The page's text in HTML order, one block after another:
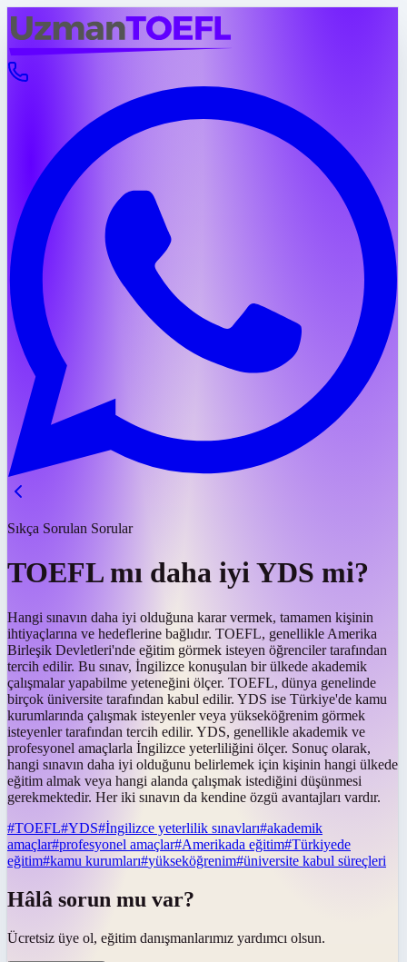
Sıkça Sorulan Sorular
TOEFL mı daha iyi YDS mi?
Hangi sınavın daha iyi olduğuna karar vermek, tamamen kişinin
ihtiyaçlarına ve hedeflerine bağlıdır. TOEFL, genellikle Amerika
Birleşik Devletleri'nde eğitim görmek isteyen öğrenciler tarafından
tercih edilir. Bu sınav, İngilizce konuşulan bir ülkede akademik
çalışmalar yapabilme yeteneğini ölçer. TOEFL, dünya genelinde
birçok üniversite tarafından kabul edilir. YDS ise Türkiye'de kamu
kurumlarında çalışmak isteyenler veya yükseköğrenim görmek
isteyenler tarafından tercih edilir. YDS, genellikle akademik ve
profesyonel amaçlarla İngilizce yeterliliğini ölçer. Sonuç olarak,
hangi sınavın daha iyi olduğunu belirlemek için kişinin hangi ülkede
eğitim almak veya hangi alanda çalışmak istediğini düşünmesi
gerekmektedir. Her iki sınavın da kendine özgü avantajları vardır.
#TOEFL#YDS#İngilizce yeterlilik sınavları#akademik
amaçlar#profesyonel amaçlar#Amerikada eğitim#Türkiyede
eğitim#kamu kurumları#yükseköğrenim#üniversite kabul süreçleri
Hâlâ sorun mu var?
Ücretsiz üye ol, eğitim danışmanlarımız yardımcı olsun.